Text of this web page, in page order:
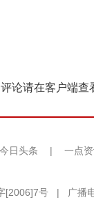
论请在客户端查
今日头条 | 一点
[2006]7号 | 广播